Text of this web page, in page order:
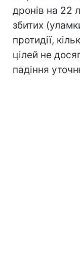
дронів на 22
збитих
протидії,
цілей не
падіння